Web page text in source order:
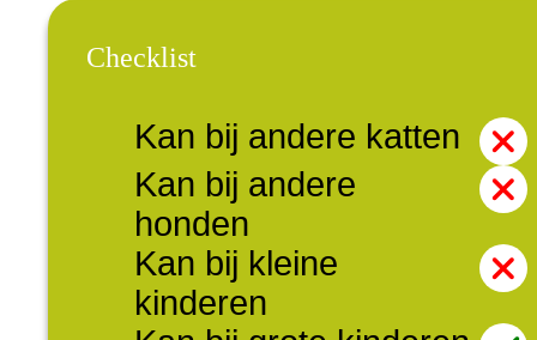
Checklist
Kan bij andere katten
Kan bij andere
honden
Kan bij kleine
kinderen